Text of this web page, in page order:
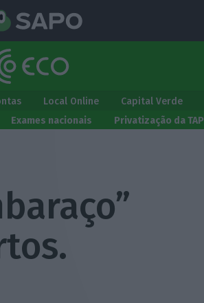
Local Online Capital Verde
Exames nacionais Privatização da TAP